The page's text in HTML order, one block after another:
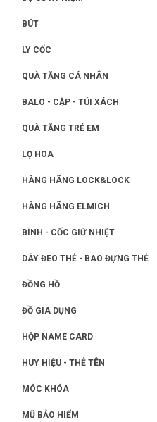
BÚT
LY CỐC
QUÀ TẶNG CÁ NHÂN
BALO - CẶP - TÚI XÁCH
QUÀ TẶNG TRẺ EM
LỌ HOA
HÀNG HÃNG LOCK&LOCK
HÀNG HÃNG ELMICH
BÌNH - CỐC GIỮ NHIỆT
DÂY ĐEO THẺ - BAO ĐỰNG THẺ
ĐỒNG HỒ
ĐỒ GIA DỤNG
HỘP NAME CARD
HUY HIỆU - THẺ TÊN
MÓC KHÓA
MŨ BẢO HIỂM